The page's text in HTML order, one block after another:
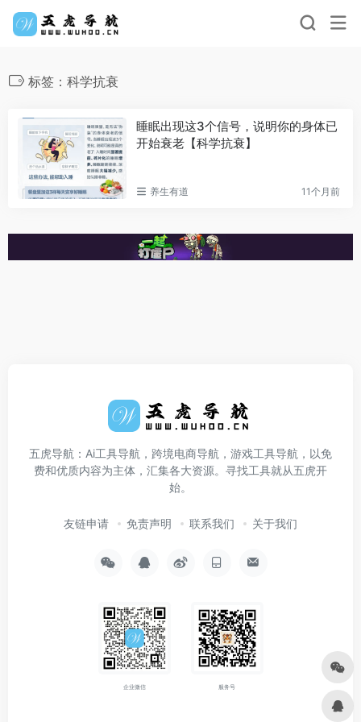
标签：科学抗衰
睡眠出现这3个信号，说明你的身体已
开始衰老【科学抗衰】
养生有道 11个月前
五虎导航：Ai工具导航，跨境电商导航，游戏工具导航，以免
费和优质内容为主体，汇集各大资源。寻找工具就从五虎开
始。
友链申请 免责声明 联系我们 关于我们
企业微信 服务号